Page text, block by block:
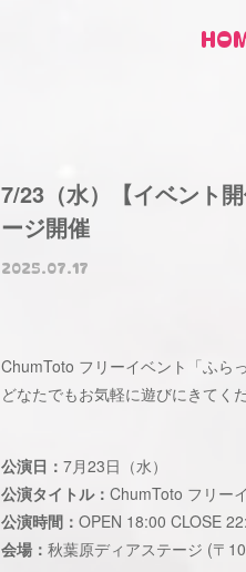
7/23（水）【イベント
ージ開催
2025.07.17
ChumToto フリーイベント「ふら
どなたでもお気軽に遊びにきてく
公演日： 7月23日（水）
公演タイトル： ChumToto フリー
公演時間： OPEN 18:00 CLOSE
会場： 秋葉原ディアステージ (〒